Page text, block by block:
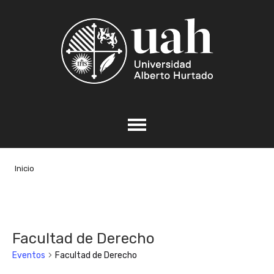
Inicio
Facultad de Derecho
Eventos Facultad de Derecho